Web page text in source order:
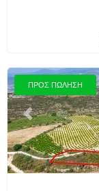
ΠΡΟΣ ΠΩΛΗΣΗ
Προηγούμενο